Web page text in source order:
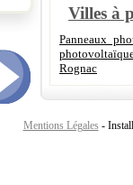
Villes à
Panneaux
Rognac
Mentions Légales -